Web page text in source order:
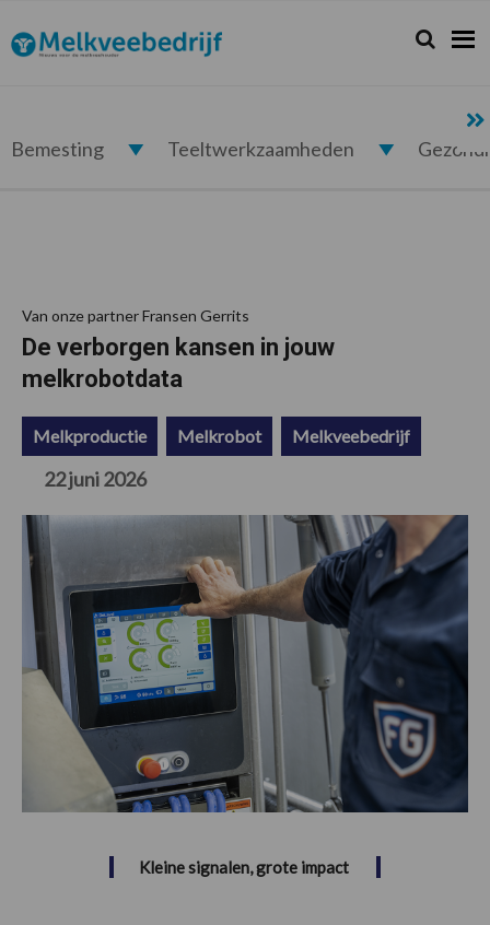
de
hoofdnavigatie
de
hoofd
de
eerste
de
voettekst
Melkveebedrijf.nl Zoeken...
Zoek
Bemesting Teeltwerkzaamheden
Van onze partner Fransen Gerrits
De verborgen kansen in jouw
melkrobotdata
Melkproductie Melkrobot Melkveebedrijf
22 juni 2026
Kleine signalen, grote impact